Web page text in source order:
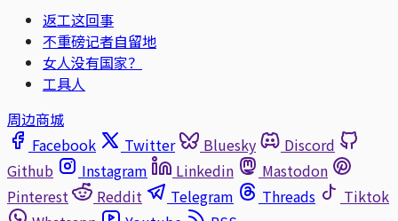
返工这回事
不重磅记者自留地
女人没有国家？
工具人
周边商城
Facebook
Twitter Bluesky
Discord
Github
Instagram Linkedin
Mastodon
Pinterest
Reddit Telegram Threads
Tiktok